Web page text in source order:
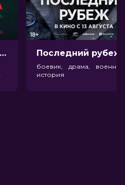
Крушение рейса (18+)
боевик, драма,
история